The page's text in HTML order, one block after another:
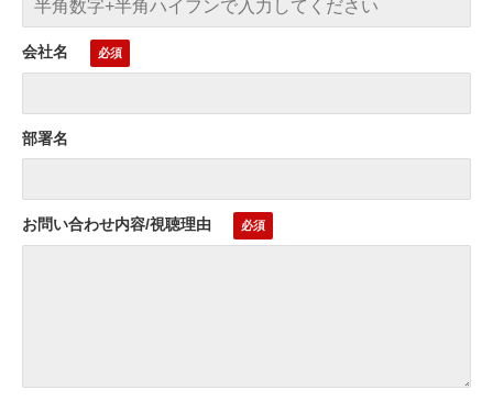
会社名
部署名
お問い合わせ内容/視聴理由